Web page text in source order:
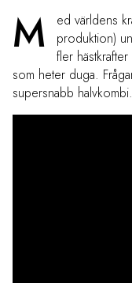
M
ed världens
produktion)
fler hästkrafter
som heter duga.
supersnabb